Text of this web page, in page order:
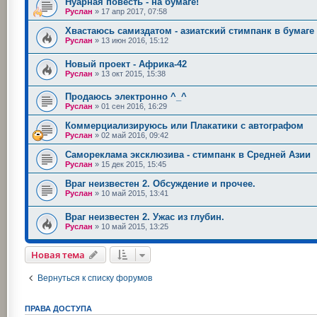
Руслан » 17 апр 2017, 07:58
Хвастаюсь самиздатом - азиатский стимпанк в бумаге
Руслан » 13 июн 2016, 15:12
Новый проект - Африка-42
Руслан » 13 окт 2015, 15:38
Продаюсь электронно ^_^
Руслан » 01 сен 2016, 16:29
Коммерциализируюсь или Плакатики с автографом
Руслан » 02 май 2016, 09:42
Самореклама эксклюзива - стимпанк в Средней Азии
Руслан » 15 дек 2015, 15:45
Враг неизвестен 2. Обсуждение и прочее.
Руслан » 10 май 2015, 13:41
Враг неизвестен 2. Ужас из глубин.
Руслан » 10 май 2015, 13:25
Новая тема
Вернуться к списку форумов
ПРАВА ДОСТУПА